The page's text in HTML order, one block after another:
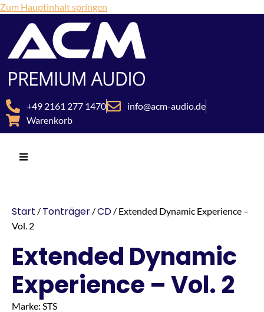
Zum Hauptinhalt springen
+49 2161 277 1470
info@acm-audio.de
Warenkorb
Start / Tonträger /CD / Extended Dynamic Experience –
Vol. 2
Extended Dynamic
Experience – Vol. 2
Marke: STS